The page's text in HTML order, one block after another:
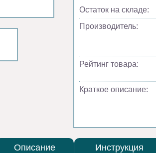
Остаток на складе:
Производитель:
Рейтинг товара:
Краткое описание:
Описание Инструкция